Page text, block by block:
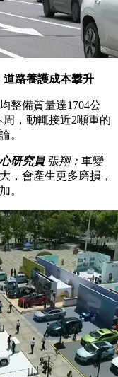
道路養護成本攀升
整備質量達1704公
周，動輒接近2噸重的
。
研究員 張翔： 車變
，會產生更多磨損，
。